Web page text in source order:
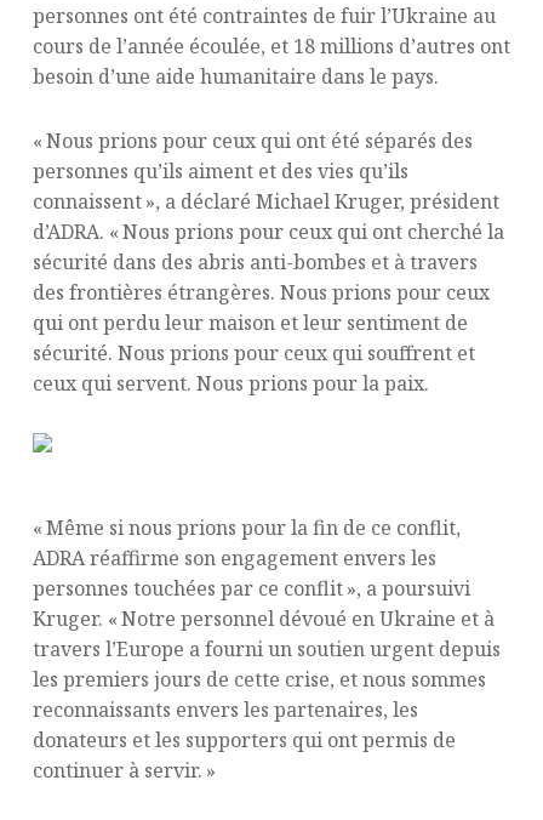
personnes ont été contraintes de fuir l’Ukraine au
cours de l’année écoulée, et 18 millions d’autres ont
besoin d’une aide humanitaire dans le pays.
« Nous prions pour ceux qui ont été séparés des
personnes qu’ils aiment et des vies qu’ils
connaissent », a déclaré Michael Kruger, président
d’ADRA. « Nous prions pour ceux qui ont cherché la
sécurité dans des abris anti-bombes et à travers
des frontières étrangères. Nous prions pour ceux
qui ont perdu leur maison et leur sentiment de
sécurité. Nous prions pour ceux qui souffrent et
ceux qui servent. Nous prions pour la paix.
« Même si nous prions pour la fin de ce conflit,
ADRA réaffirme son engagement envers les
personnes touchées par ce conflit », a poursuivi
Kruger. « Notre personnel dévoué en Ukraine et à
travers l’Europe a fourni un soutien urgent depuis
les premiers jours de cette crise, et nous sommes
reconnaissants envers les partenaires, les
donateurs et les supporters qui ont permis de
continuer à servir. »